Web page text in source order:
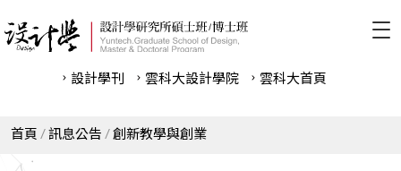
設計學刊 雲科⼤設計學院 雲科⼤首頁
首頁 訊息公告 創新教學與創業